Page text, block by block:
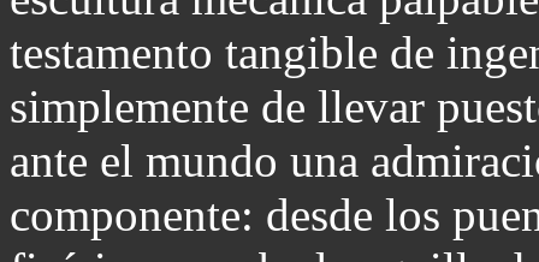
testamento tangible de
simplemente de llevar
ante el mundo una
componente: desde los